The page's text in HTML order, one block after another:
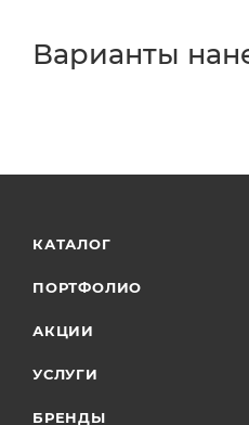
Варианты
КАТАЛОГ
ПОРТФОЛИО
АКЦИИ
УСЛУГИ
БРЕНДЫ